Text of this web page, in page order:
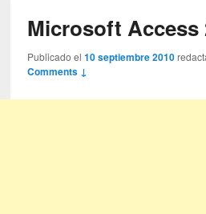
Microsoft Access
Publicado el10 septiembre 2010
Comments ↓